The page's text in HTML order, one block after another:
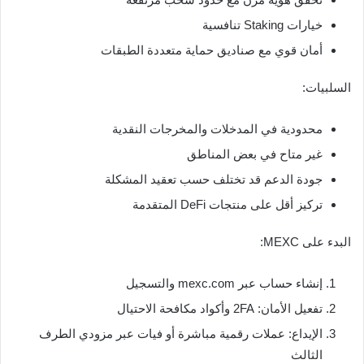
خيارات Staking تنافسية
أمان قوي مع صناديق حماية متعددة الطبقات
السلبيات:
محدودية في المدخلات والمخرجات النقدية
غير متاح في بعض المناطق
جودة الدعم قد تختلف حسب تعقيد المشكلة
تركيز أقل على منتجات DeFi المتقدمة
البدء على MEXC:
إنشاء حساب عبر mexc.com والتسجيل
تفعيل الأمان: 2FA وأكواد مكافحة الاحتيال
الإيداع: عملات رقمية مباشرة أو فيات عبر مزودي الطرف
الثالث